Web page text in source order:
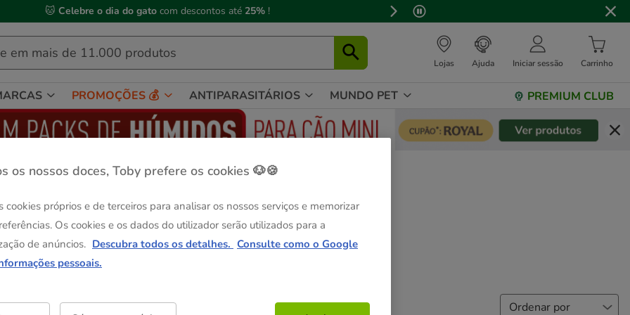
🐱 Celebre o dia do gato com descontos até 25% !
Lojas Ajuda Iniciar sessão Carrinho
PROMOÇÕES 💰 ANTIPARASITÁRIOS MUNDO PET PREMIUM CLUB
os nossos doces, Toby prefere os cookies 🐶🍪
cookies próprios e de terceiros para analisar os nossos serviços e memorizar
Os cookies e os dados do utilizador serão utilizados para a
de anúncios. Descubra todos os detalhes. Consulte como o Google
pessoais.